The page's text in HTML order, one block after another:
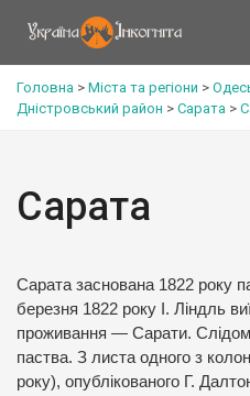
Головна > Міста та регіони >
Дністровський район > Сарата >
Сарата
Сарата заснована 1822 року
березня 1822 року І. Ліндль
проживання — Сарати. Слідом
паства. З листа одного з
року), опублікованого Г.